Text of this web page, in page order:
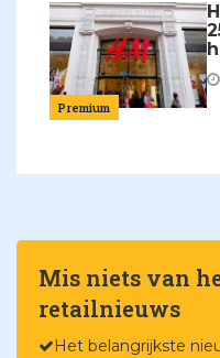
Premium
Mis niets van
retailnieuws
Het belangrijkste